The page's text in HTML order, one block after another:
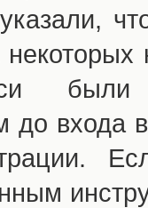
были
до входа